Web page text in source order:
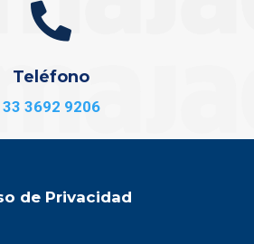

Teléfono
33 3692 9206
de Privacidad